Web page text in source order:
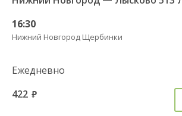
16:30
Нижний Новгород Щербинки
Ежедневно
422 руб.